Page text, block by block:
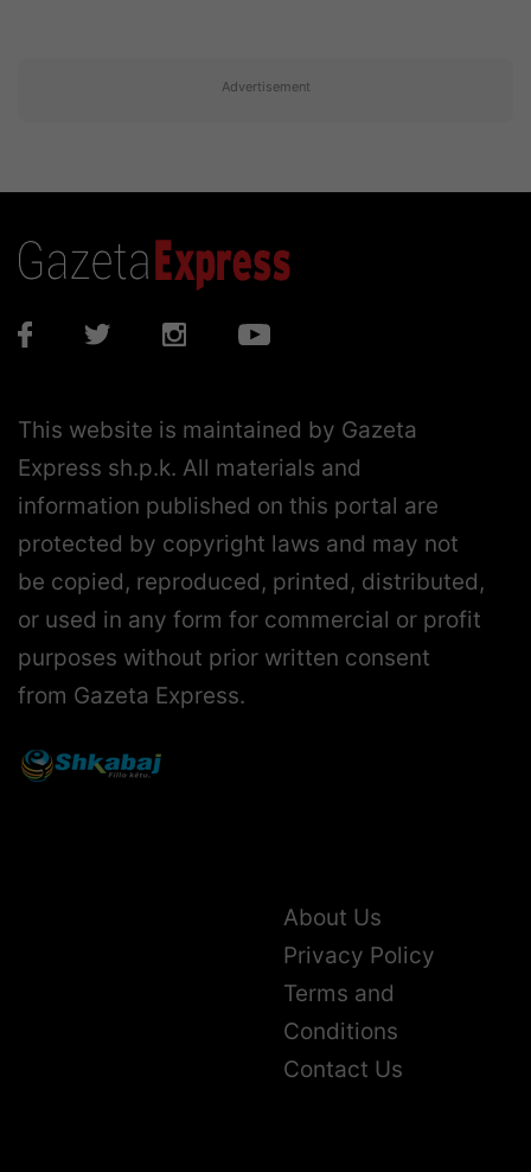
Advertisement
This website is maintained by Gazeta
Express sh.p.k. All materials and
information published on this portal are
protected by copyright laws and may not
be copied, reproduced, printed, distributed,
or used in any form for commercial or profit
purposes without prior written consent
from Gazeta Express.
About Us
Privacy Policy
Terms and
Conditions
Contact Us